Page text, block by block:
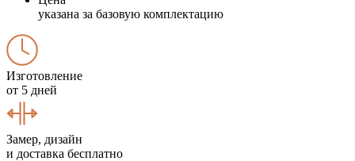
указана за базовую комплектацию
Изготовление
от 5 дней
Замер, дизайн
и доставка бесплатно